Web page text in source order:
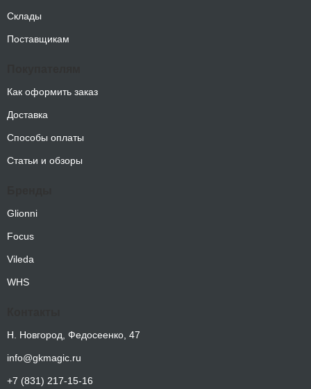
Склады
Поставщикам
Как оформить заказ
Доставка
Способы оплаты
Статьи и обзоры
Glionni
Focus
Vileda
WHS
Н. Новгород, Федосеенко, 47
info@gkmagic.ru
+7 (831) 217-15-16